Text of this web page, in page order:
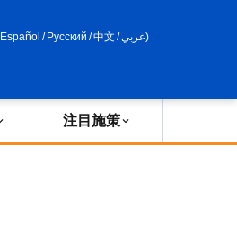
Español / Русский /中文 /عربي)
注目施策